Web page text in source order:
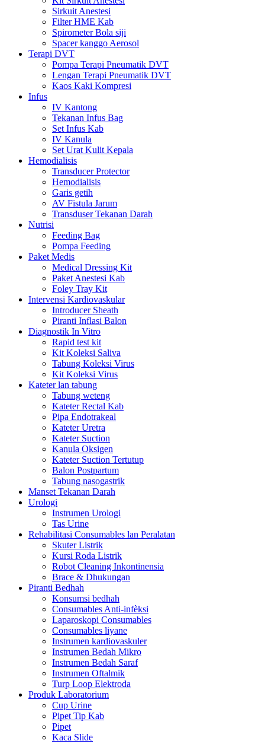
Sirkuit Anestesi
Filter HME Kab
Spirometer Bola siji
Spacer kanggo Aerosol
Terapi DVT
Pompa Terapi Pneumatik DVT
Lengan Terapi Pneumatik DVT
Kaos Kaki Kompresi
Infus
IV Kantong
Tekanan Infus Bag
Set Infus Kab
IV Kanula
Set Urat Kulit Kepala
Hemodialisis
Transducer Protector
Hemodialisis
Garis getih
AV Fistula Jarum
Transduser Tekanan Darah
Nutrisi
Feeding Bag
Pompa Feeding
Paket Medis
Medical Dressing Kit
Paket Anestesi Kab
Foley Tray Kit
Intervensi Kardiovaskular
Introducer Sheath
Piranti Inflasi Balon
Diagnostik In Vitro
Rapid test kit
Kit Koleksi Saliva
Tabung Koleksi Virus
Kit Koleksi Virus
Kateter lan tabung
Tabung weteng
Kateter Rectal Kab
Pipa Endotrakeal
Kateter Uretra
Kateter Suction
Kanula Oksigen
Kateter Suction Tertutup
Balon Postpartum
Tabung nasogastrik
Manset Tekanan Darah
Urologi
Instrumen Urologi
Tas Urine
Rehabilitasi Consumables lan Peralatan
Skuter Listrik
Kursi Roda Listrik
Robot Cleaning Inkontinensia
Brace & Dhukungan
Piranti Bedhah
Konsumsi bedhah
Consumables Anti-infèksi
Laparoskopi Consumables
Consumables liyane
Instrumen kardiovaskuler
Instrumen Bedah Mikro
Instrumen Bedah Saraf
Instrumen Oftalmik
Turp Loop Elektroda
Produk Laboratorium
Cup Urine
Pipet Tip Kab
Pipet
Kaca Slide